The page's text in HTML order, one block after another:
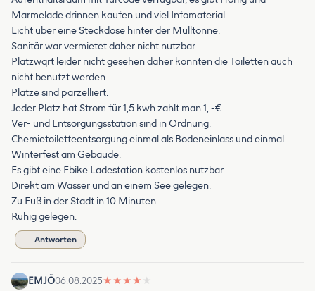
Marmelade drinnen kaufen und viel Infomaterial.
Licht über eine Steckdose hinter der Mülltonne.
Sanitär war vermietet daher nicht nutzbar.
Platzwqrt leider nicht gesehen daher konnten die Toiletten auch
nicht benutzt werden.
Plätze sind parzelliert.
Jeder Platz hat Strom für 1,5 kwh zahlt man 1, -€.
Ver- und Entsorgungsstation sind in Ordnung.
Chemietoiletteentsorgung einmal als Bodeneinlass und einmal
Winterfest am Gebäude.
Es gibt eine Ebike Ladestation kostenlos nutzbar.
Direkt am Wasser und an einem See gelegen.
Zu Fuß in der Stadt in 10 Minuten.
Ruhig gelegen.
Antworten
EMJÖ06.08.2025★ ★ ★ ★ ★